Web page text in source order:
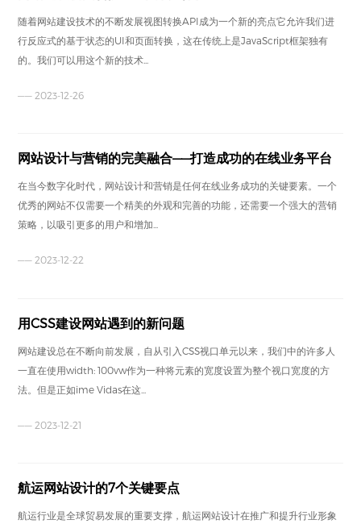
随着网站建设技术的不断发展视图转换API成为一个新的亮点它允许我们进
行反应式的基于状态的UI和页面转换，这在传统上是JavaScript框架独有
的。我们可以用这个新的技术...
—— 2023-12-26
网站设计与营销的完美融合——打造成功的在线业务平台
在当今数字化时代，网站设计和营销是任何在线业务成功的关键要素。一个
优秀的网站不仅需要一个精美的外观和完善的功能，还需要一个强大的营销
策略，以吸引更多的用户和增加...
—— 2023-12-22
用CSS建设网站遇到的新问题
网站建设总在不断向前发展，自从引入CSS视口单元以来，我们中的许多人
一直在使用width: 100vw作为一种将元素的宽度设置为整个视口宽度的方
法。但是正如ime Vidas在这...
—— 2023-12-21
航运网站设计的7个关键要点
航运行业是全球贸易发展的重要支撑，航运网站设计在推广和提升行业形象